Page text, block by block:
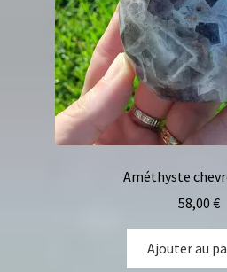
Améthyste
58,00 €
Ajouter au